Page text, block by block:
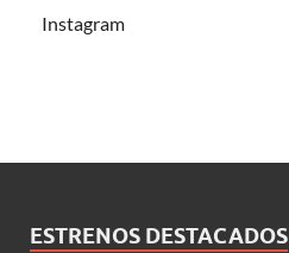
Instagram
ESTRENOS DESTACADOS